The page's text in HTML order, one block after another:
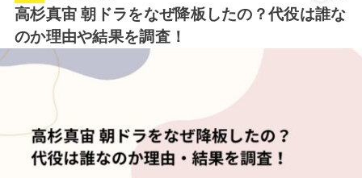
高杉真宙 朝ドラをなぜ降板したの？代役は誰な
のか理由や結果を調査！